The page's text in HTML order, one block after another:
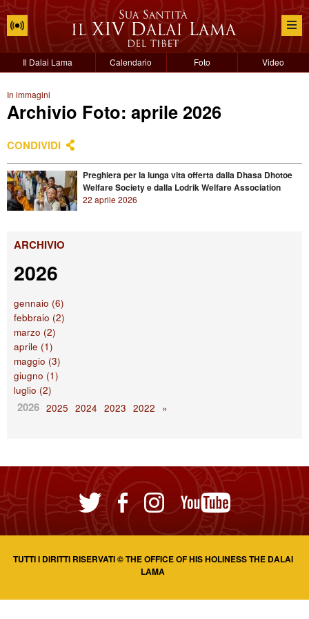
Il Dalai Lama Calendario Foto Video
In immagini
Archivio Foto: aprile 2026
CONDIVIDI
Preghiera per la lunga vita offerta dalla Dhasa Dhotoe
Welfare Society e dalla Lodrik Welfare Association
22 aprile 2026
ARCHIVIO
2026
gennaio (6)
febbraio (2)
marzo (2)
aprile (1)
maggio (3)
giugno (1)
luglio (2)
2026 2025 2024 2023 2022 »
​TUTTI I DIRITTI RISERVATI © THE OFFICE OF HIS HOLINESS THE DALAI
LAMA